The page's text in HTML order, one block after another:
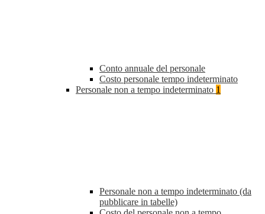
Conto annuale del personale
Costo personale tempo indeterminato
Personale non a tempo indeterminato 1
Personale non a tempo indeterminato (da
pubblicare in tabelle)